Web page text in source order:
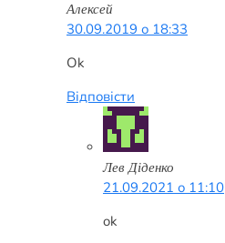
Алексей
30.09.2019 о 18:33
Ok
Відповісти
Лев Діденко
21.09.2021 о 11:10
ok